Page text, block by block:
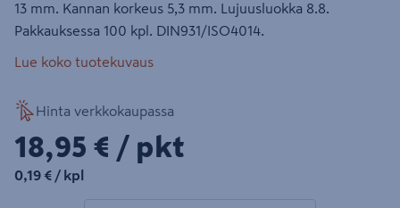
13 mm. Kannan korkeus 5,3 mm. Lujuusluokka 8.8.
Pakkauksessa 100 kpl. DIN931/ISO4014.
Lue koko tuotekuvaus
Hinta verkkokaupassa
18,95€/pkt
18,95 € / pkt
0,19€/kpl
0,19 € / kpl